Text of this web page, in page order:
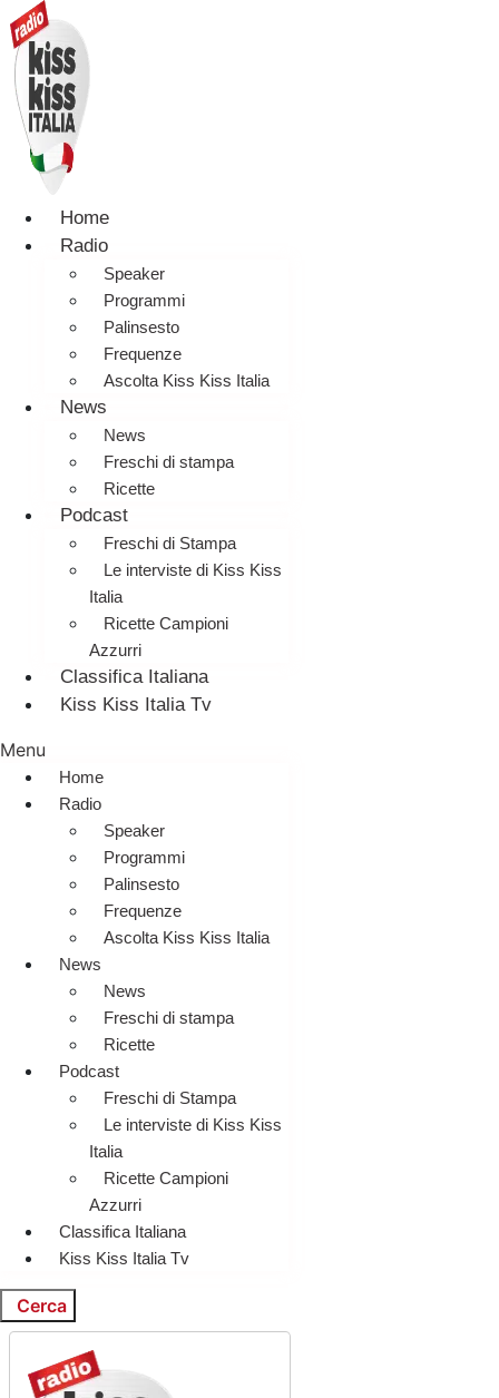
Home
Radio
Speaker
Programmi
Palinsesto
Frequenze
Ascolta Kiss Kiss Italia
News
News
Freschi di stampa
Ricette
Podcast
Freschi di Stampa
Le interviste di Kiss Kiss
Italia
Ricette Campioni
Azzurri
Classifica Italiana
Kiss Kiss Italia Tv
Menu
Home
Radio
Speaker
Programmi
Palinsesto
Frequenze
Ascolta Kiss Kiss Italia
News
News
Freschi di stampa
Ricette
Podcast
Freschi di Stampa
Le interviste di Kiss Kiss
Italia
Ricette Campioni
Azzurri
Classifica Italiana
Kiss Kiss Italia Tv
Cerca